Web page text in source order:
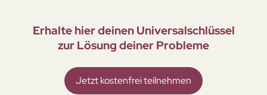
Erhalte hier deinen Universal­schlüssel
zur Lösung deiner Probleme
Jetzt kostenfrei teilnehmen